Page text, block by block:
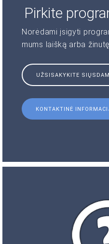
Pirkite
Norėdami įsigyti
mums laišką arba
UŽSISAKYKITE
KONTAKTINĖ